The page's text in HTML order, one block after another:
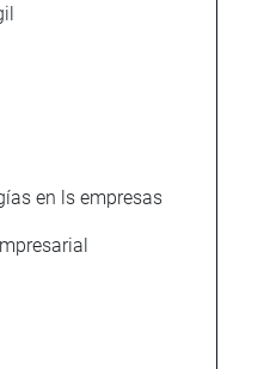
en ls empresas